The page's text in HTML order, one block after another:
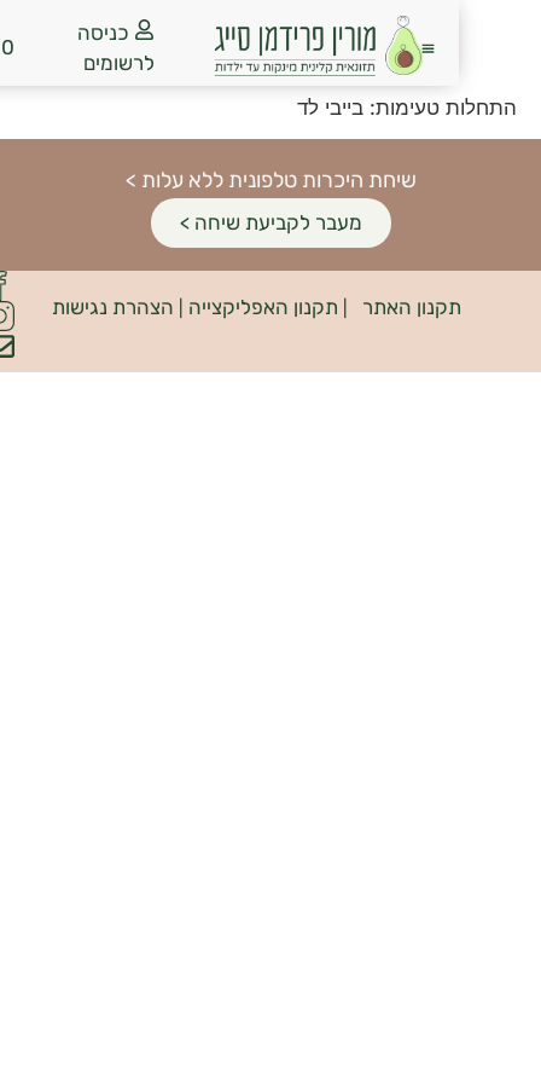
לרשומים
0.00
טעימות: בייבי לד
שיחת היכרות טלפונית ללא עלות >
מעבר לקביעת שיחה >
האתר|תקנון האפליקצייה|הצהרת נגישות האתר:
INDIANA